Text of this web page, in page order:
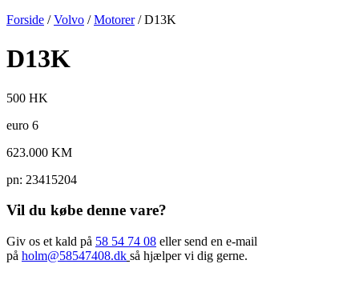
Forside /Volvo /Motorer/ D13K
D13K
500 HK
euro 6
623.000 KM
pn: 23415204
Vil du købe denne vare?
Giv os et kald på 58 54 74 08 eller send en e-mail
på holm@58547408.dk så hjælper vi dig gerne.